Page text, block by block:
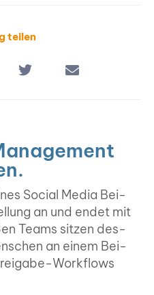
tei­len
Social Media Bei­
an und endet mit
Teams sit­zen des­
an einem Bei­
Work­flows